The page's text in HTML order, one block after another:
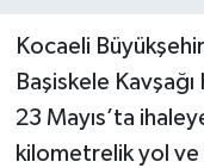
Kocaeli
Başiskele
23 Mayıs’ta
kilometrelik yol ve